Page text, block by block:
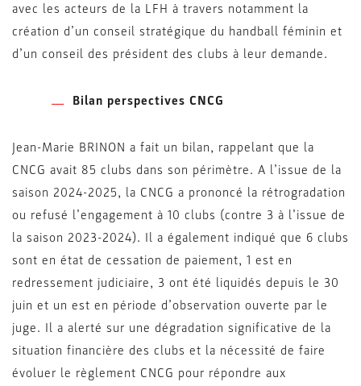
avec les acteurs de la LFH à travers notamment la
création d’un conseil stratégique du handball féminin et
d’un conseil des président des clubs à leur demande.
Bilan perspectives CNCG
Jean-Marie BRINON a fait un bilan, rappelant que la
CNCG avait 85 clubs dans son périmètre. A l’issue de la
saison 2024-2025, la CNCG a prononcé la rétrogradation
ou refusé l’engagement à 10 clubs (contre 3 à l’issue de
la saison 2023-2024). Il a également indiqué que 6 clubs
sont en état de cessation de paiement, 1 est en
redressement judiciaire, 3 ont été liquidés depuis le 30
juin et un est en période d’observation ouverte par le
juge. Il a alerté sur une dégradation significative de la
situation financière des clubs et la nécessité de faire
évoluer le règlement CNCG pour répondre aux